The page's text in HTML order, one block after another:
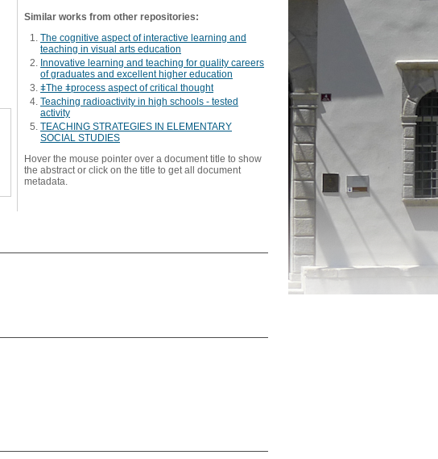
Similar works from other repositories:
The cognitive aspect of interactive learning and
teaching in visual arts education
Innovative learning and teaching for quality careers
of graduates and excellent higher education
ǂThe ǂprocess aspect of critical thought
Teaching radioactivity in high schools - tested
activity
TEACHING STRATEGIES IN ELEMENTARY
SOCIAL STUDIES
Hover the mouse pointer over a document title to show
the abstract or click on the title to get all document
metadata.